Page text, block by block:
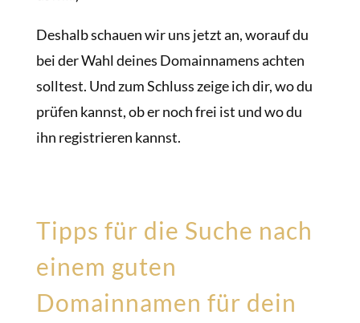
Deshalb schauen wir uns jetzt an, worauf du
bei der Wahl deines Domainnamens achten
solltest. Und zum Schluss zeige ich dir, wo du
prüfen kannst, ob er noch frei ist und wo du
ihn registrieren kannst.
Tipps für die Suche nach
einem guten
Domainnamen für dein